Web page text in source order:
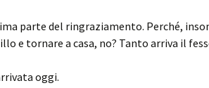
parte del ringraziamento. Perché,
e tornare a casa, no? Tanto arriva il
oggi.